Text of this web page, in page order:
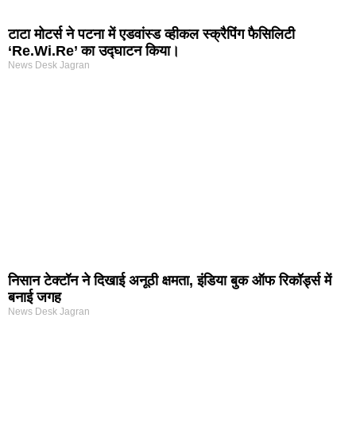
टाटा मोटर्स ने पटना में एडवांस्ड व्हीकल स्क्रैपिंग फैसिलिटी
‘Re.Wi.Re’ का उद्घाटन किया।
News Desk Jagran
निसान टेक्टॉन ने दिखाई अनूठी क्षमता, इंडिया बुक ऑफ रिकॉर्ड्स में
बनाई जगह
News Desk Jagran